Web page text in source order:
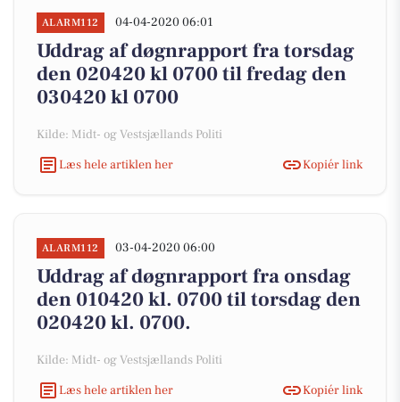
ALARM112 04-04-2020 06:01
Uddrag af døgnrapport fra torsdag
den 020420 kl 0700 til fredag den
030420 kl 0700
Kilde: Midt- og Vestsjællands Politi
Læs hele artiklen her
Kopiér link
ALARM112 03-04-2020 06:00
Uddrag af døgnrapport fra onsdag
den 010420 kl. 0700 til torsdag den
020420 kl. 0700.
Kilde: Midt- og Vestsjællands Politi
Læs hele artiklen her
Kopiér link